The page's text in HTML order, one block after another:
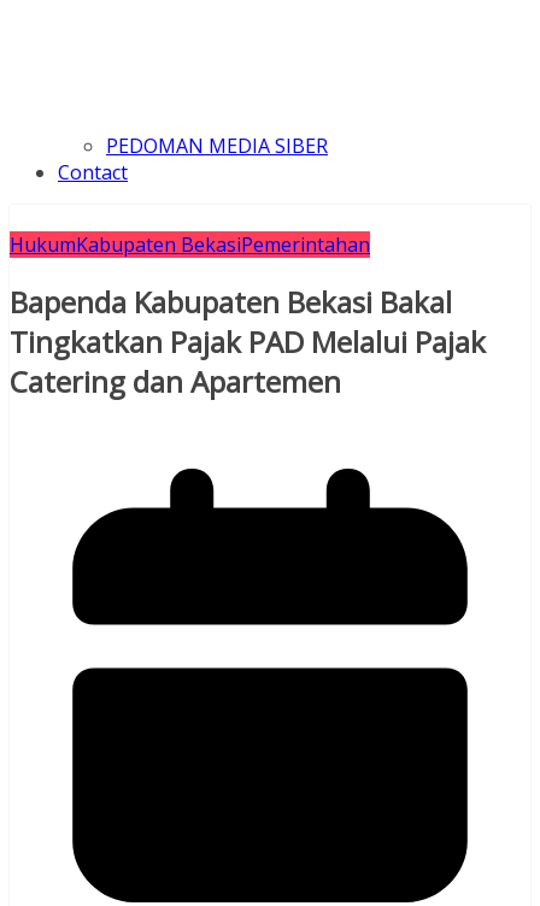
PEDOMAN MEDIA SIBER
Contact
HukumKabupaten BekasiPemerintahan
Bapenda Kabupaten Bekasi Bakal
Tingkatkan Pajak PAD Melalui Pajak
Catering dan Apartemen